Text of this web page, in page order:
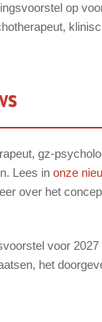
op
gz-
Lees in onze
over het
voor
het